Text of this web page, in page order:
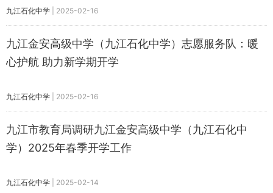
九江石化中学 2025-02-16
九江金安高级中学（九江石化中学）志愿服务队：暖
心护航 助力新学期开学
九江石化中学 2025-02-16
九江市教育局调研九江金安高级中学（九江石化中
学）2025年春季开学工作
九江石化中学 2025-02-14